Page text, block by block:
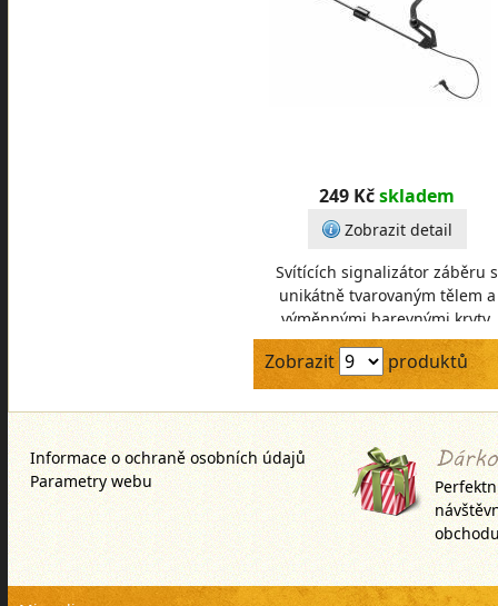
249 Kčskladem
Zobrazit detail
Svítících signalizátor záběru s
unikátně tvarovaným tělem a
výměnnými barevnými kryty.
Posuvným závažím snadno
upravíte hmotnost včetně
Zobrazit produktů
Informace o ochraně osobních údajů
Parametry webu